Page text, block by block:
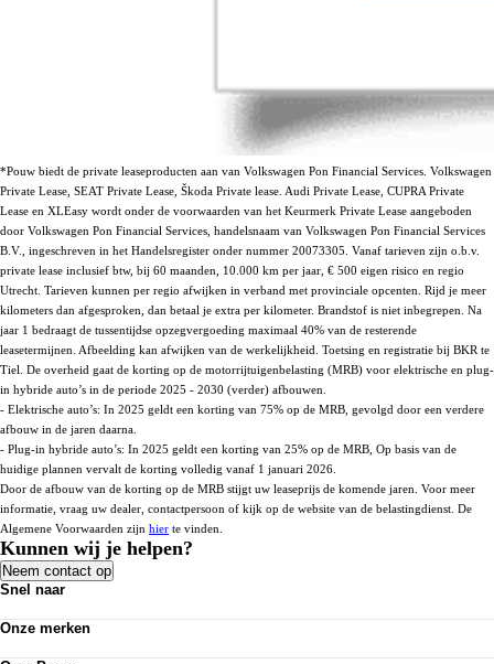
*Pouw biedt de private leaseproducten aan van Volkswagen Pon Financial Services. Volkswagen
Private Lease, SEAT Private Lease, Škoda Private lease. Audi Private Lease, CUPRA Private
Lease en XLEasy wordt onder de voorwaarden van het Keurmerk Private Lease aangeboden
door Volkswagen Pon Financial Services, handelsnaam van Volkswagen Pon Financial Services
B.V., ingeschreven in het Handelsregister onder nummer 20073305. Vanaf tarieven zijn o.b.v.
private lease inclusief btw, bij 60 maanden, 10.000 km per jaar, € 500 eigen risico en regio
Utrecht. Tarieven kunnen per regio afwijken in verband met provinciale opcenten. Rijd je meer
kilometers dan afgesproken, dan betaal je extra per kilometer. Brandstof is niet inbegrepen. Na
jaar 1 bedraagt de tussentijdse opzegvergoeding maximaal 40% van de resterende
leasetermijnen. Afbeelding kan afwijken van de werkelijkheid. Toetsing en registratie bij BKR te
Tiel. De overheid gaat de korting op de motorrijtuigenbelasting (MRB) voor elektrische en plug-
in hybride auto’s in de periode 2025 - 2030 (verder) afbouwen.
- Elektrische auto’s: In 2025 geldt een korting van 75% op de MRB, gevolgd door een verdere
afbouw in de jaren daarna.
- Plug-in hybride auto’s: In 2025 geldt een korting van 25% op de MRB, Op basis van de
huidige plannen vervalt de korting volledig vanaf 1 januari 2026.
Door de afbouw van de korting op de MRB stijgt uw leaseprijs de komende jaren. Voor meer
informatie, vraag uw dealer, contactpersoon of kijk op de website van de belastingdienst. De
Algemene Voorwaarden zijn hier te vinden.
Kunnen wij je helpen?
Neem contact op
Snel naar
Bedrijfswagens
Onze merken